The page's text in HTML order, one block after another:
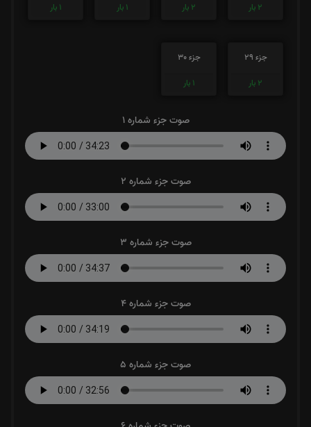
2 بار
2 بار
1 بار
1 بار
جزء 29
2 بار
جزء 30
1 بار
صوت جزء شماره 1
صوت جزء شماره 2
صوت جزء شماره 3
صوت جزء شماره 4
صوت جزء شماره 5